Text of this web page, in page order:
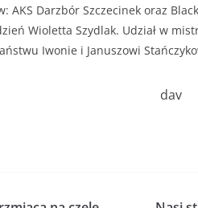
AKS Darzbór Szczecinek oraz
Wioletta Szydlak. Udział w
Iwonie i Januszowi
dav